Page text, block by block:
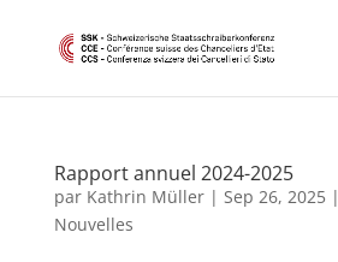
Rapport annuel 2024-2025
par Kathrin Müller| Sep 26, 2025|
Nouvelles